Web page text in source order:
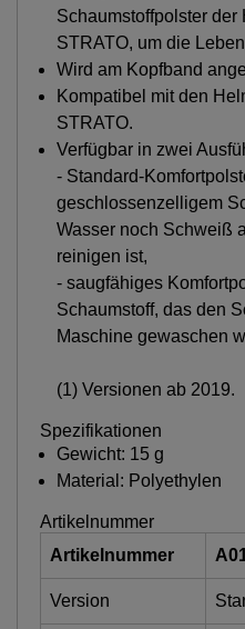
Schaumstoffpolster
STRATO, um die
Wird am Kopfband
Kompatibel mit den
STRATO.
Verfügbar in zwei
- Standard-
geschlossenzelligem
Wasser noch Schweiß
reinigen ist,
- saugfähiges
Schaumstoff, das den
Maschine gewaschen
(1) Versionen ab 2019.
Spezifikationen
Gewicht: 15 g
Material: Polyethylen
Artikelnummer
Artikelnummer
Version